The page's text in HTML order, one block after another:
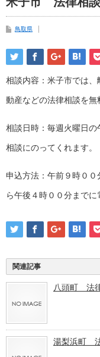
鳥取県
相談内容：米子市では
動産などの法律相談を無
相談日時：毎週火曜日
相談にのってくれます。
申込方法：午前９時０
ら午後４時００分までに
関連記事
八頭町 法
湯梨浜町